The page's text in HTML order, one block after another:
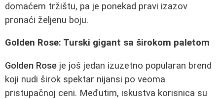
domaćem tržištu, pa je ponekad pravi izazov
pronaći željenu boju.
Golden Rose: Turski gigant sa širokom paletom
Golden Rose je još jedan izuzetno popularan brend
koji nudi širok spektar nijansi po veoma
pristupačnoj ceni. Međutim, iskustva korisnica su